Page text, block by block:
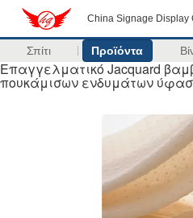
China Signage Display
Σπίτι Προϊόντα
Επαγγελματικό Jacquard
πουκάμισων ενδυμάτων